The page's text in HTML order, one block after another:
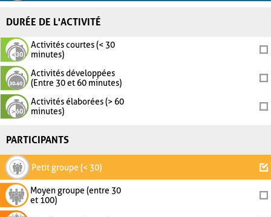
DURÉE DE L'ACTIVITÉ
Activités courtes (< 30
minutes)
Activités développées
(Entre 30 et 60 minutes)
Activités élaborées (> 60
minutes)
PARTICIPANTS
Petit groupe (< 30)
Moyen groupe (entre 30
et 100)